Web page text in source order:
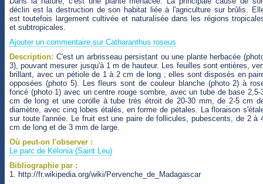
déclin est la destruction de son habitat liée à l'agriculture sur brûlis.
est toutefois largement cultivée et naturalisée dans les régions
et subtropicales.
Ajouter un commentaire sur Catharanthus roseus
Description: C'est un arbrisseau persistant ou une plante herbacée
3), pouvant mesurer jusqu'à 1 m de hauteur. Les feuilles sont entières,
brillant, avec un pétiole de 1 à 2 cm de long ; elles sont disposés en
opposées (photo 5). Les fleurs sont de couleur blanche (photo 2) à
foncé (photo 1) avec un centre rouge sombre, avec un tube de base 2,5-
cm de long et une corolle à tube très étroit de 20-30 mm, de 2-5 cm
diamètre, avec cinq lobes étalés, en forme de pétales. La floraison
sur toute l'année. Le fruit est une paire de follicules, pubescents, de 2 à
cm de long et de 3 mm de large.
Où peut-on l'observer :
Le parc de Kélonia (Saint Leu)
Bibliographie par :
1. http://fr.wikipedia.org/wiki/Pervenche_de_Madagascar